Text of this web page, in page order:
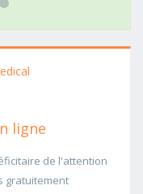
ligne
de l'attention
gratuitement